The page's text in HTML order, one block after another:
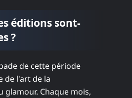
éditions sont-
?
de cette période
de l'art de la
Chaque mois,